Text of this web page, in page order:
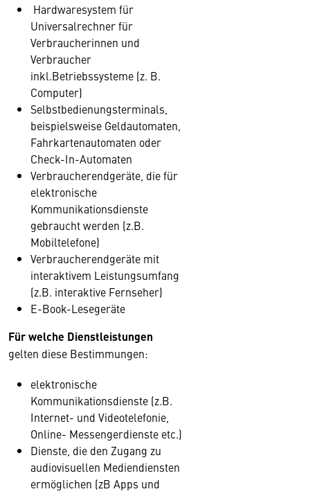
Hardwaresystem für
Universalrechner für
Verbraucherinnen und
Verbraucher
inkl.Betriebssysteme (z. B.
Computer)
Selbstbedienungsterminals,
beispielsweise Geldautomaten,
Fahrkartenautomaten oder
Check-In-Automaten
Verbraucherendgeräte, die für
elektronische
Kommunikationsdienste
gebraucht werden (z.B.
Mobiltelefone)
Verbraucherendgeräte mit
interaktivem Leistungsumfang
(z.B. interaktive Fernseher)
E-Book-Lesegeräte
Für welche Dienstleistungen
gelten diese Bestimmungen:
elektronische
Kommunikationsdienste (z.B.
Internet- und Videotelefonie,
Online- Messengerdienste etc.)
Dienste, die den Zugang zu
audiovisuellen Mediendiensten
ermöglichen (zB Apps und